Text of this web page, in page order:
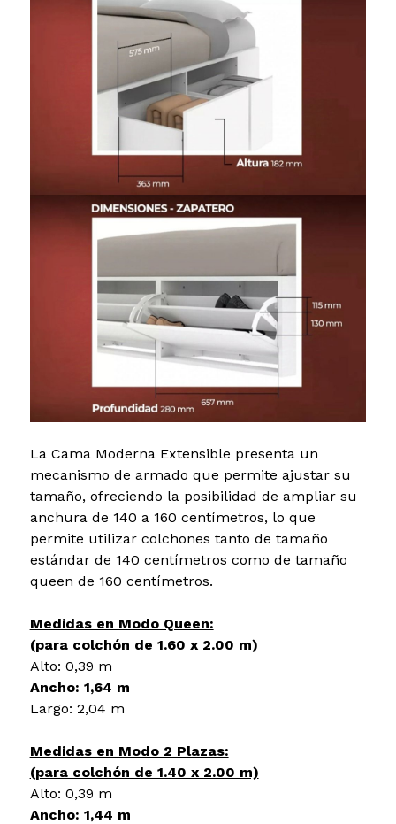
La Cama Moderna Extensible presenta un
mecanismo de armado que permite ajustar su
tamaño, ofreciendo la posibilidad de ampliar su
anchura de 140 a 160 centímetros, lo que
permite utilizar colchones tanto de tamaño
estándar de 140 centímetros como de tamaño
queen de 160 centímetros.
Medidas en Modo Queen:
(para colchón de 1.60 x 2.00 m)
Alto: 0,39 m
Ancho: 1,64 m
Largo: 2,04 m
Medidas en Modo 2 Plazas:
(para colchón de 1.40 x 2.00 m)
Alto: 0,39 m
Ancho: 1,44 m